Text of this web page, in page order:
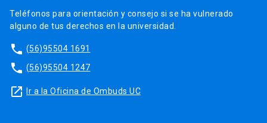
Teléfonos para orientación y consejo si se ha vulnerado
alguno de tus derechos en la universidad.
phone (56)95504 1691
phone (56)95504 1247
launch Ir a la Oficina de Ombuds UC